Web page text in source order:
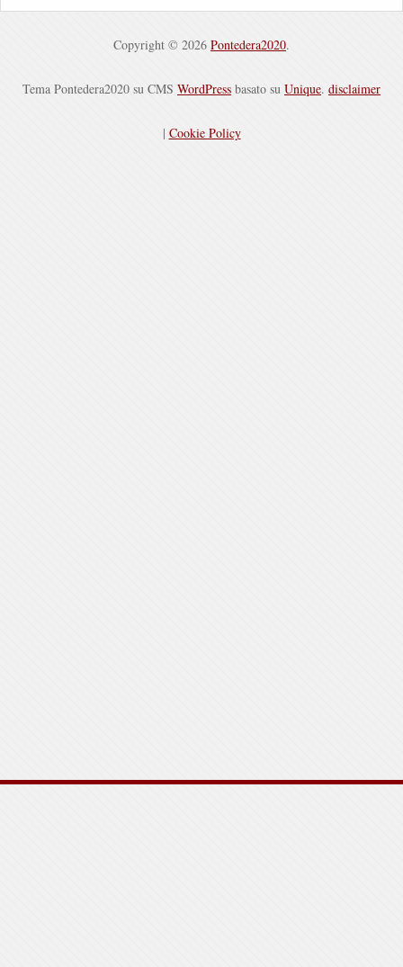
Copyright © 2026 Pontedera2020.
Tema Pontedera2020 su CMS WordPress basato su Unique. disclaimer
| Cookie Policy